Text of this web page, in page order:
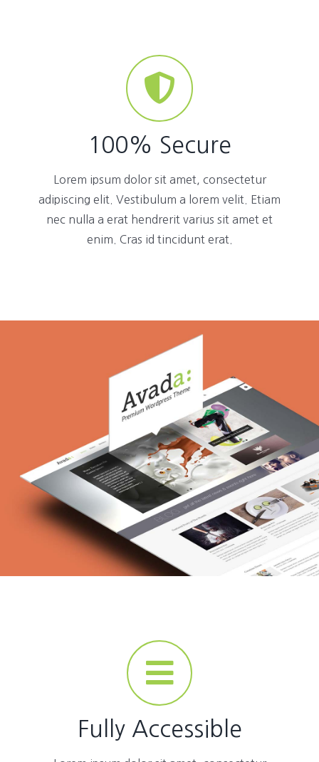
100% Secure
Lorem ipsum dolor sit amet, consectetur
adipiscing elit. Vestibulum a lorem velit. Etiam
nec nulla a erat hendrerit varius sit amet et
enim. Cras id tincidunt erat.
Fully Accessible